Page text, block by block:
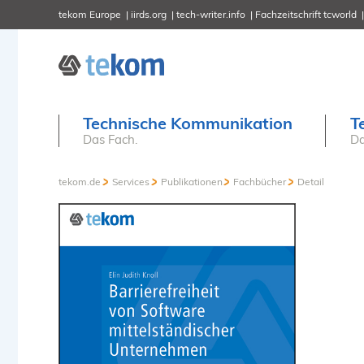
tekom Europe iirds.org tech-writer.info Fachzeitschrift tcworld
Technische Kommunikation
Das Fach.
tekom.de Services Publikationen Fachbücher Detail